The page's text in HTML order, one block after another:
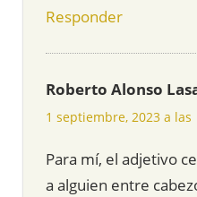
Responder
Roberto Alonso
1 septiembre, 2023 a las
Para mí, el adjetivo
a alguien entre